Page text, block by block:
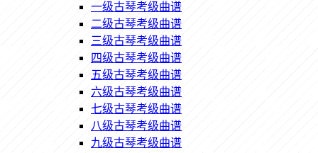
一级古琴考级曲谱
二级古琴考级曲谱
三级古琴考级曲谱
四级古琴考级曲谱
五级古琴考级曲谱
六级古琴考级曲谱
七级古琴考级曲谱
八级古琴考级曲谱
九级古琴考级曲谱